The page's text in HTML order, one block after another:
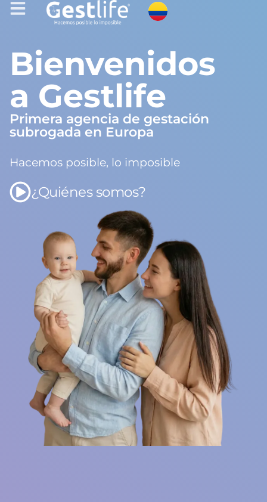
Bienvenidos
a Gestlife
Primera agencia de gestación
subrogada en Europa
Hacemos posible, lo imposible
¿Quiénes somos?